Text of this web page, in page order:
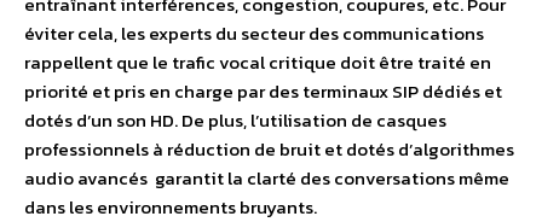
éviter cela, les experts du secteur des communications
rappellent que le trafic vocal critique doit être traité en
priorité et pris en charge par des terminaux SIP dédiés et
dotés d’un son HD. De plus, l’utilisation de casques
professionnels à réduction de bruit et dotés d’algorithmes
audio avancés garantit la clarté des conversations même
dans les environnements bruyants.